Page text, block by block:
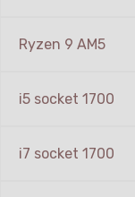
Ryzen 9 AM5
i5 socket 1700
i7 socket 1700